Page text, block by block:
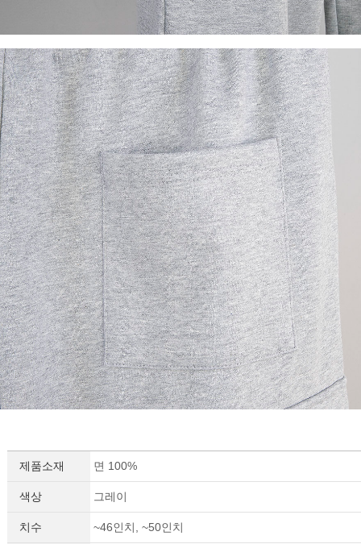
제품소재 면 100%
색상 그레이
치수 ~46인치, ~50인치